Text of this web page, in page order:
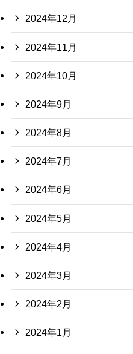
2024年12月
2024年11月
2024年10月
2024年9月
2024年8月
2024年7月
2024年6月
2024年5月
2024年4月
2024年3月
2024年2月
2024年1月